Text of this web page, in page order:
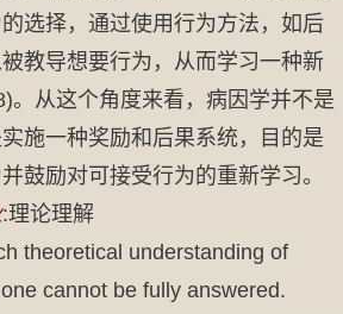
选择，通过使用行为方法，如后
教导想要行为，从而学习一种新
。从这个角度来看，病因学并不是
施一种奖励和后果系统，目的是
鼓励对可接受行为的重新学习。
:理论理解
theoretical understanding of
cannot be fully answered.